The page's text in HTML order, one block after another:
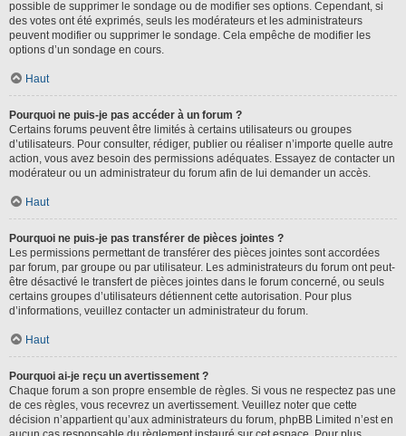
possible de supprimer le sondage ou de modifier ses options. Cependant, si
des votes ont été exprimés, seuls les modérateurs et les administrateurs
peuvent modifier ou supprimer le sondage. Cela empêche de modifier les
options d’un sondage en cours.
Haut
Pourquoi ne puis-je pas accéder à un forum ?
Certains forums peuvent être limités à certains utilisateurs ou groupes
d’utilisateurs. Pour consulter, rédiger, publier ou réaliser n’importe quelle autre
action, vous avez besoin des permissions adéquates. Essayez de contacter un
modérateur ou un administrateur du forum afin de lui demander un accès.
Haut
Pourquoi ne puis-je pas transférer de pièces jointes ?
Les permissions permettant de transférer des pièces jointes sont accordées
par forum, par groupe ou par utilisateur. Les administrateurs du forum ont peut-
être désactivé le transfert de pièces jointes dans le forum concerné, ou seuls
certains groupes d’utilisateurs détiennent cette autorisation. Pour plus
d’informations, veuillez contacter un administrateur du forum.
Haut
Pourquoi ai-je reçu un avertissement ?
Chaque forum a son propre ensemble de règles. Si vous ne respectez pas une
de ces règles, vous recevrez un avertissement. Veuillez noter que cette
décision n’appartient qu’aux administrateurs du forum, phpBB Limited n’est en